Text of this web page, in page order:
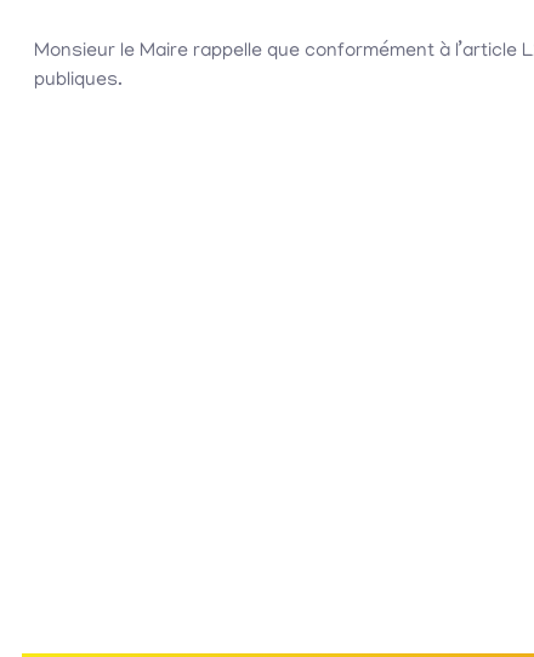
Monsieur le Maire rappelle que conformément à l’article
publiques.